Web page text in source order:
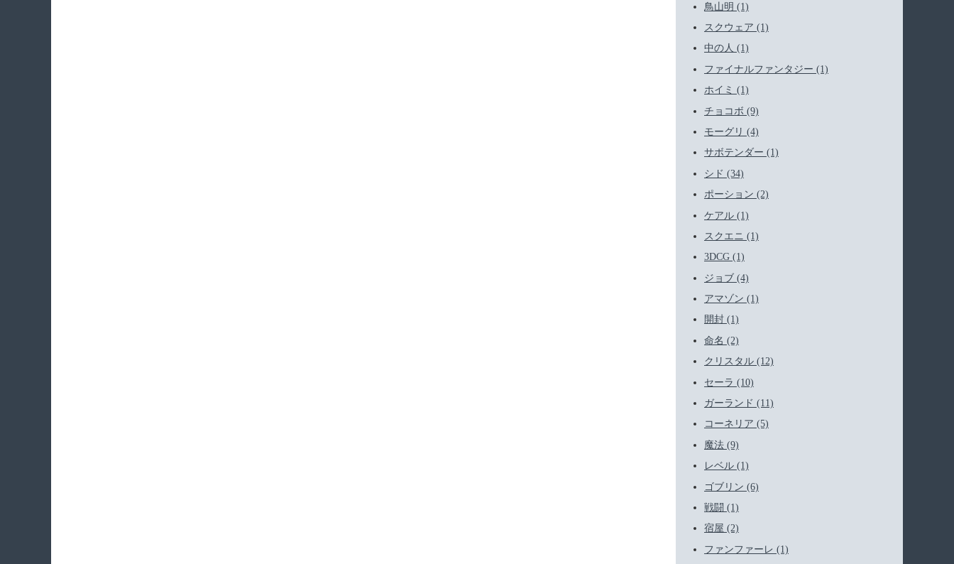
鳥山明 (1)
スクウェア (1)
中の人 (1)
ファイナルファンタジー (1)
ホイミ (1)
チョコボ (9)
モーグリ (4)
サボテンダー (1)
シド (34)
ポーション (2)
ケアル (1)
スクエニ (1)
3DCG (1)
ジョブ (4)
アマゾン (1)
開封 (1)
命名 (2)
クリスタル (12)
セーラ (10)
ガーランド (11)
コーネリア (5)
魔法 (9)
レベル (1)
ゴブリン (6)
戦闘 (1)
宿屋 (2)
ファンファーレ (1)